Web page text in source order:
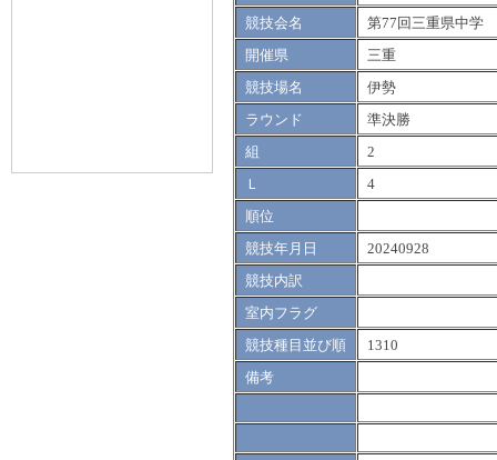
競技会名
第77回三重県中学
開催県
三重
競技場名
伊勢
ラウンド
準決勝
組
2
Ｌ
4
順位
競技年月日
20240928
競技内訳
室内フラグ
競技種目並び順
1310
備考